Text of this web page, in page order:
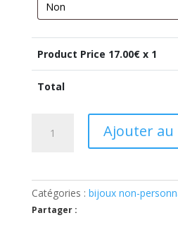
Product Price 17.00€ x 1
Total
fleurs
Ajouter
Catégories : bijoux non-
Partager :